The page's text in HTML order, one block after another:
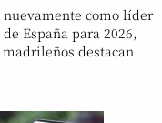
como líder
España para 2026,
destacan